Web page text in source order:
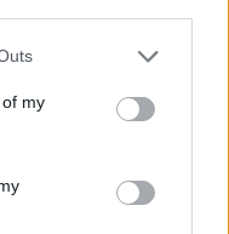
one or more Google
You may click to
its third-party tags to
in below Google
my
2025. Йокич
результаты
этапа